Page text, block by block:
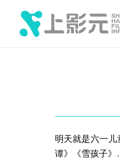
明天就是六一
谭》《雪孩子